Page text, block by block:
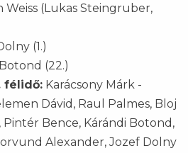
Weiss (Lukas Steingruber,
(1.)
(22.)
félidő: Karácsony Márk -
Dávid, Raul Palmes, Bloj
Pintér Bence, Kárándi Botond,
Alexander, Jozef Dolny